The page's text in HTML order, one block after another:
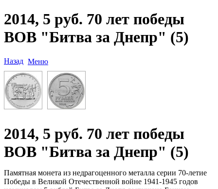
2014, 5 руб. 70 лет победы
ВОВ "Битва за Днепр" (5)
Назад Меню
2014, 5 руб. 70 лет победы
ВОВ "Битва за Днепр" (5)
Памятная монета из недрагоценного металла серии 70-летие
Победы в Великой Отечественной войне 1941-1945 годов